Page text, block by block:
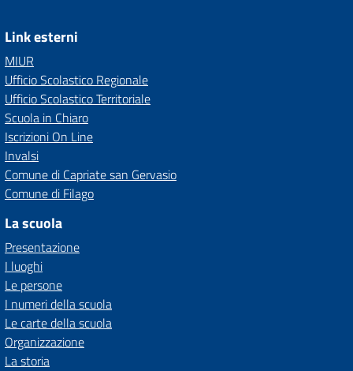
Link esterni
MIUR
Ufficio Scolastico Regionale
Ufficio Scolastico Territoriale
Scuola in Chiaro
Iscrizioni On Line
Invalsi
Comune di Capriate san Gervasio
Comune di Filago
La scuola
Presentazione
I luoghi
Le persone
I numeri della scuola
Le carte della scuola
Organizzazione
La storia